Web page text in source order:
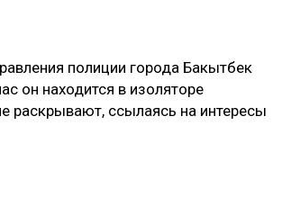
полиции города Бакытбек
он находится в изоляторе
раскрывают, ссылаясь на интересы